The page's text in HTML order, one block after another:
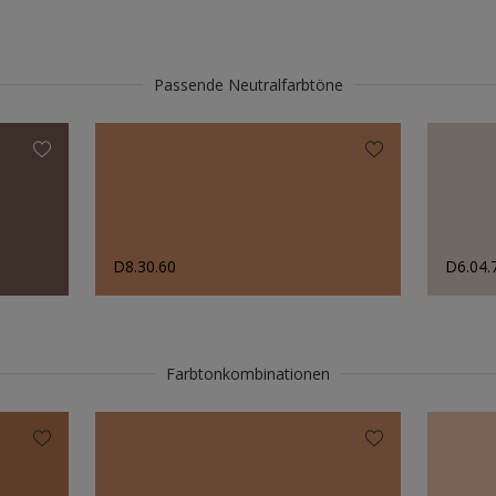
Passende Neutralfarbtöne
D8.30.60
Farbtonkombinationen